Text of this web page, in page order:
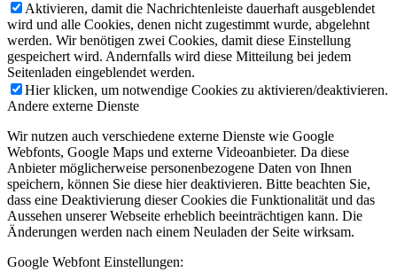
Aktivieren, damit die Nachrichtenleiste dauerhaft ausgeblendet
wird und alle Cookies, denen nicht zugestimmt wurde, abgelehnt
werden. Wir benötigen zwei Cookies, damit diese Einstellung
gespeichert wird. Andernfalls wird diese Mitteilung bei jedem
Seitenladen eingeblendet werden.
Hier klicken, um notwendige Cookies zu aktivieren/deaktivieren.
Andere externe Dienste
Wir nutzen auch verschiedene externe Dienste wie Google
Webfonts, Google Maps und externe Videoanbieter. Da diese
Anbieter möglicherweise personenbezogene Daten von Ihnen
speichern, können Sie diese hier deaktivieren. Bitte beachten Sie,
dass eine Deaktivierung dieser Cookies die Funktionalität und das
Aussehen unserer Webseite erheblich beeinträchtigen kann. Die
Änderungen werden nach einem Neuladen der Seite wirksam.
Google Webfont Einstellungen: